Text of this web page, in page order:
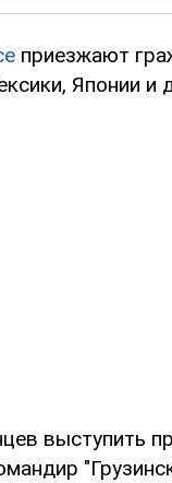
приезжают
Японии и
выступить